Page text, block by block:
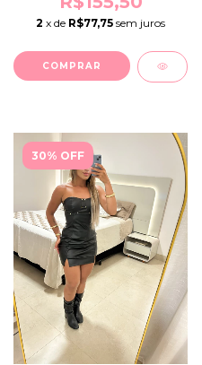
2 x de R$77,75 sem juros
COMPRAR
30% OFF